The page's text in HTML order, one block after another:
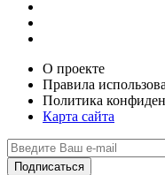
О проекте
Правила
Политика
Карта сайта